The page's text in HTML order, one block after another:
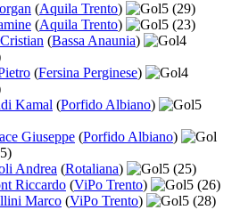
(Aquila Trento) 5 (29)
(Aquila Trento) 5 (23)
(Bassa Anaunia)
4
(Fersina Perginese)
4
Kamal (Porfido Albiano)
5
Giuseppe (Porfido Albiano)
Andrea (Rotaliana) 5 (25)
Riccardo (ViPo Trento) 5 (26)
Marco (ViPo Trento) 5 (28)